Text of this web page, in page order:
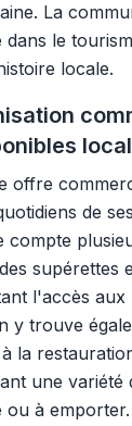
La
le
locale.
offre
de
compte
supérettes
l'accès aux
y trouve
la
une variété
ou à